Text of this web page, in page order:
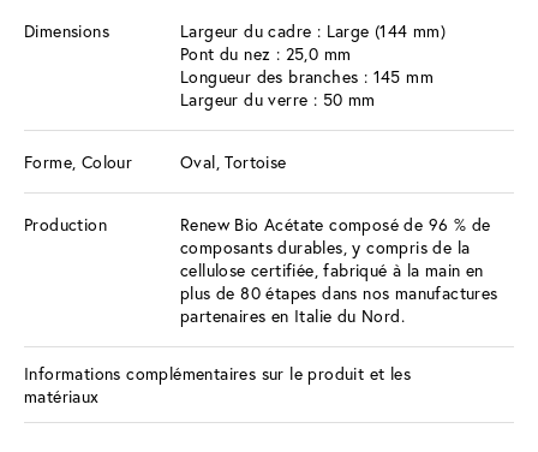
Dimensions
Largeur du cadre : Large (144 mm)
Pont du nez : 25,0 mm
Longueur des branches : 145 mm
Largeur du verre : 50 mm
Forme, Colour Oval, Tortoise
Production
Renew Bio Acétate composé de 96 % de
composants durables, y compris de la
cellulose certifiée, fabriqué à la main en
plus de 80 étapes dans nos manufactures
partenaires en Italie du Nord.
Informations complémentaires sur le produit et les
matériaux